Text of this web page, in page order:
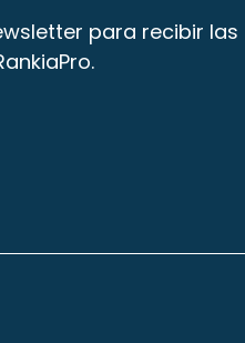
para recibir las